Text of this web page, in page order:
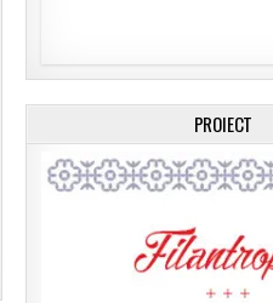
PROIECT